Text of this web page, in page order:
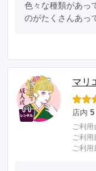
色々な種類があっ
のがたくさんあっ
マリ
店内 5
ご利用
ご利用
ご利用